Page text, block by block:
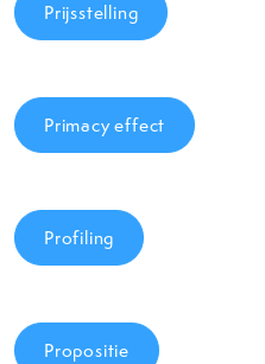
Prijsstelling
Primacy effect
Profiling
Propositie